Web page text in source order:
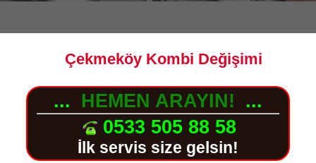
Çekmeköy Kombi Değişimi
... HEMEN ARAYIN! ...
0533 505 88 58
İlk servis size gelsin!